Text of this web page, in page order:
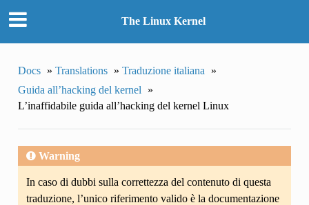
The Linux Kernel
Docs » Translations » Traduzione italiana
»
Guida all’hacking del kernel
»
L’inaffidabile guida all’hacking del kernel Linux
Warning
In caso di dubbi sulla correttezza del contenuto di questa
traduzione, l’unico riferimento valido è la documentazione